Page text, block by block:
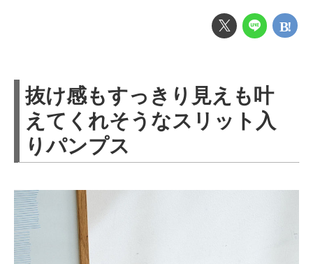
抜け感もすっきり見えも叶
えてくれそうなスリット入
りパンプス